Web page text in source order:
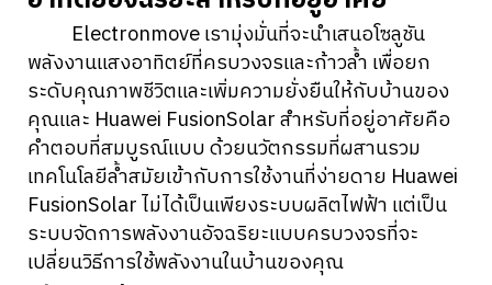
Electronmove เรามุ่งมั่นที่จะนำเสนอโซลูชัน
พลังงานแสงอาทิตย์ที่ครบวงจรและก้าวล้ำ เพื่อยก
ระดับคุณภาพชีวิตและเพิ่มความยั่งยืนให้กับบ้านของ
คุณและ Huawei FusionSolar สำหรับที่อยู่อาศัยคือ
คำตอบที่สมบูรณ์แบบ ด้วยนวัตกรรมที่ผสานรวม
เทคโนโลยีล้ำสมัยเข้ากับการใช้งานที่ง่ายดาย Huawei
FusionSolar ไม่ได้เป็นเพียงระบบผลิตไฟฟ้า แต่เป็น
ระบบจัดการพลังงานอัจฉริยะแบบครบวงจรที่จะ
เปลี่ยนวิธีการใช้พลังงานในบ้านของคุณ